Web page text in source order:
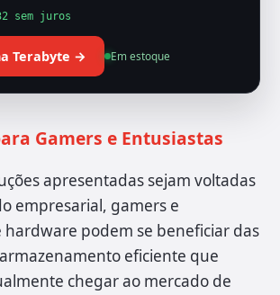
sem juros
Terabyte → Em estoque
Gamers e Entusiastas
apresentadas sejam voltadas
empresarial, gamers e
hardware podem se beneficiar das
eficiente que
chegar ao mercado de